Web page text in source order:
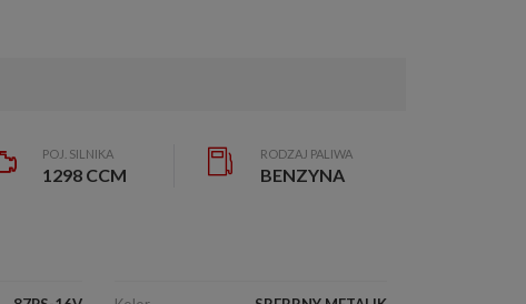
POJ. SILNIKA
1298 CCM
RODZAJ PALIWA
BENZYNA